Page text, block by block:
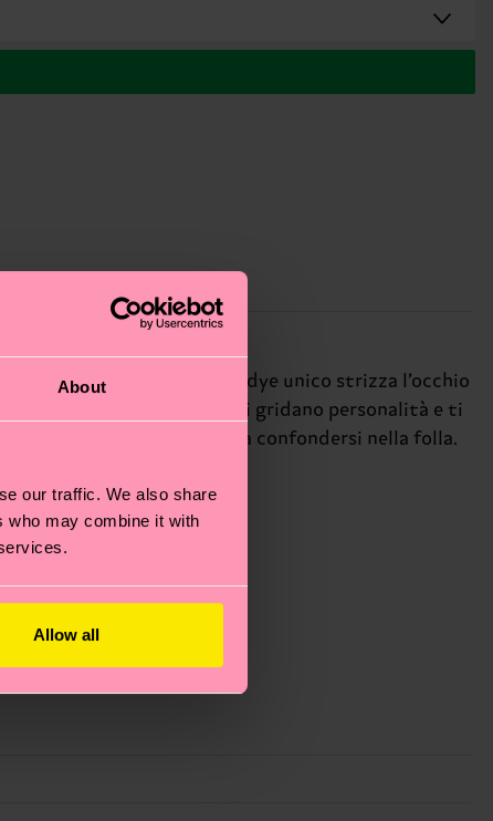
About
our traffic. We also share
who may combine it with
Allow all
a te. Il pattern tie-dye unico strizza l’occhio
queste calze audaci gridano personalità e ti
per chi in palestra non ama confondersi nella folla.